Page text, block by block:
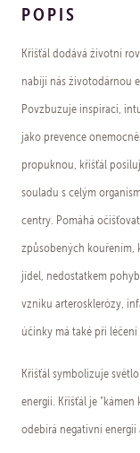
POPIS
Křišťál dodává životní
nabíjí nás životodárnou
Povzbuzuje inspiraci,
jako prevence
propuknou, křišťál
souladu s celým
centry. Pomáhá
způsobených kouřením,
jídel, nedostatkem
vzniku arterosklerózy,
účinky má také při
Křišťál symbolizuje
energii. Křišťál je
odebírá negativní